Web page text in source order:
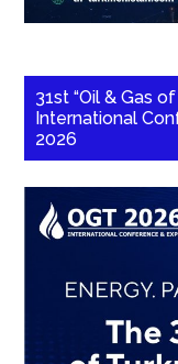
31st “Oil & Gas
International
2026